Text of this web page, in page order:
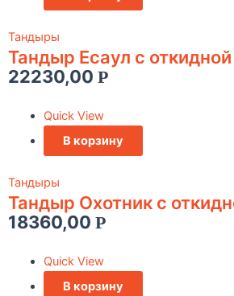
Тандыры
Тандыр Есаул c
22230,00 Р
Quick View
В корзину
Тандыры
Тандыр Охотник c
18360,00 Р
Quick View
В корзину